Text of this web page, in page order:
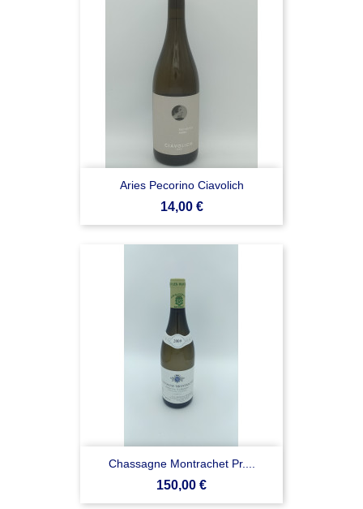
Aries Pecorino Ciavolich
Prezzo
14,00 €
Chassagne Montrachet Pr....
Prezzo
150,00 €